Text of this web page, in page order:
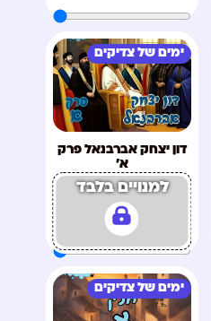
ימים של צדיקים
דון יצחק אברבנאל פרק
א'
למנויים בלבד
ימים של צדיקים